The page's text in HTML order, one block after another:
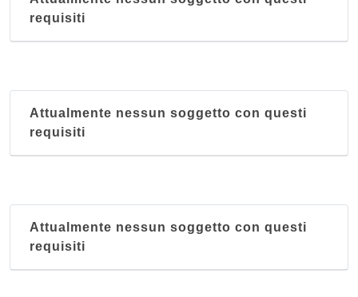
requisiti
Attualmente nessun soggetto con questi
requisiti
Attualmente nessun soggetto con questi
requisiti